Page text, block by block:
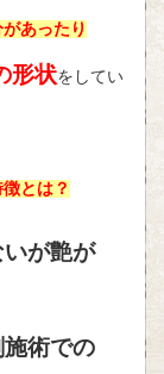
あったり
形状をしてい
とは？
が艶が
術での